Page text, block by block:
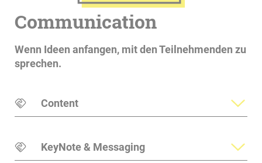
Communication
Wenn Ideen anfangen, mit den Teilnehmenden zu
sprechen.
Content
KeyNote & Messaging